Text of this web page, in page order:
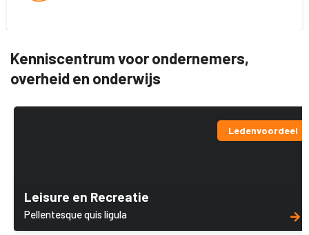
Kenniscentrum voor ondernemers,
overheid en onderwijs
Ledenvoordeel
Leisure en Recreatie
Pellentesque quis ligula